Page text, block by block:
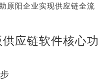
原阳企业实现供应链全流
应链软件核心功